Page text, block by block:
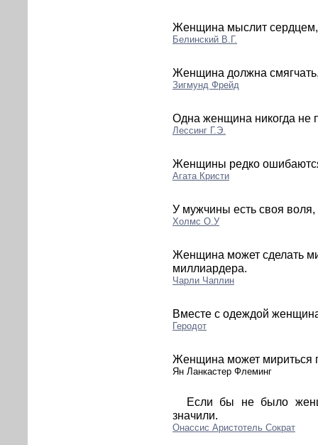
Женщина мыслит
Белинский В.Г.
Женщина должна
Зигмунд Фрейд
Одна женщина никогда не
Лессинг Г.Э.
Женщины редко
Агата Кристи
У мужчины есть своя
Холмc О.У
Женщина может сделать
миллиардера.
Чарли Чаплин
Вместе с одеждой
Геродот
Женщина может мириться
Ян Ланкастер Флеминг
Если бы не было
значили.
Онассис Аристотель Сократ